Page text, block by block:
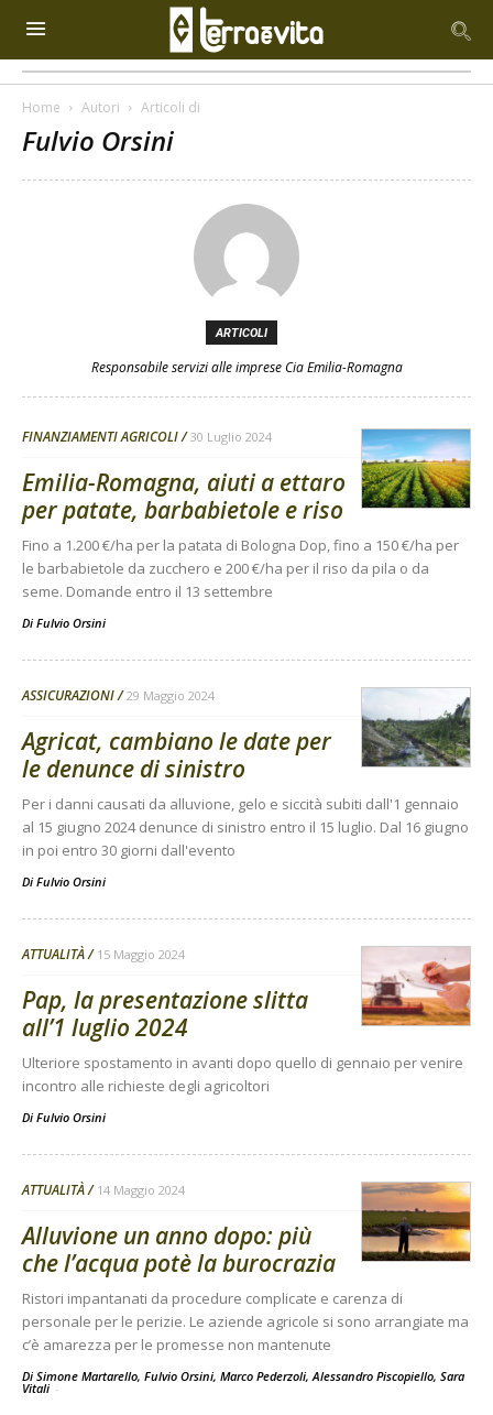
Home Autori Articoli di
Fulvio Orsini
ARTICOLI
Responsabile servizi alle imprese Cia Emilia-Romagna
FINANZIAMENTI AGRICOLI 30 Luglio 2024
Emilia-Romagna, aiuti a ettaro
per patate, barbabietole e riso
Fino a 1.200 €/ha per la patata di Bologna Dop, fino a 150 €/ha per
le barbabietole da zucchero e 200 €/ha per il riso da pila o da
seme. Domande entro il 13 settembre
Di Fulvio Orsini
ASSICURAZIONI 29 Maggio 2024
Agricat, cambiano le date per
le denunce di sinistro
Per i danni causati da alluvione, gelo e siccità subiti dall'1 gennaio
al 15 giugno 2024 denunce di sinistro entro il 15 luglio. Dal 16 giugno
in poi entro 30 giorni dall'evento
Di Fulvio Orsini
ATTUALITÀ 15 Maggio 2024
Pap, la presentazione slitta
all’1 luglio 2024
Ulteriore spostamento in avanti dopo quello di gennaio per venire
incontro alle richieste degli agricoltori
Di Fulvio Orsini
ATTUALITÀ 14 Maggio 2024
Alluvione un anno dopo: più
che l’acqua potè la burocrazia
Ristori impantanati da procedure complicate e carenza di
personale per le perizie. Le aziende agricole si sono arrangiate ma
c’è amarezza per le promesse non mantenute
Di Simone Martarello, Fulvio Orsini, Marco Pederzoli, Alessandro Piscopiello, Sara
Vitali -